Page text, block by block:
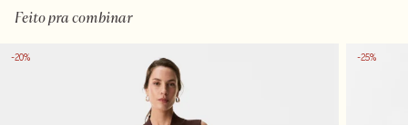
Feito pra combinar
-20% -25%